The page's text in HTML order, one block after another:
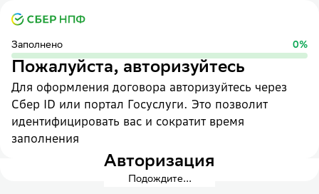
Заполнено 0%
Пожалуйста, авторизуйтесь
Для оформления договора авторизуйтесь через
Сбер ID или портал Госуслуги. Это позволит
идентифицировать вас и сократит время
заполнения
Авторизация
Подождите...